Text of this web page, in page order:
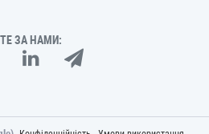
ЗА НАМИ: